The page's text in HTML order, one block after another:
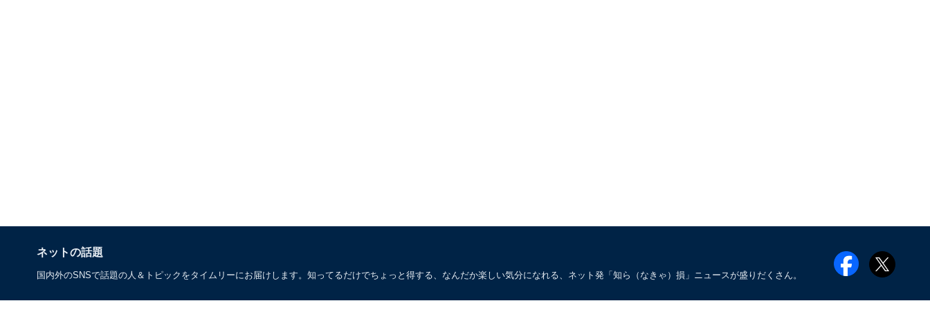
ネットの話題
国内外のSNSで話題の人＆トピックをタイムリーにお届けします。知ってるだけでちょっと得する、なんだか楽しい気分になれる、ネット発「知ら（なきゃ）損」ニュースが盛りだくさん。